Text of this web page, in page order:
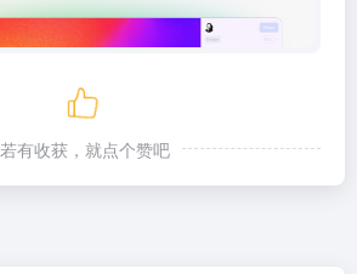
若有收获，就点个赞吧